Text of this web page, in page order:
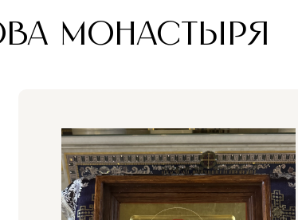
МОНАСТЫРЯ